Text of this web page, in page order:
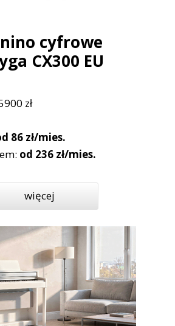
więcej
cyfrowe
CX300 EU
zł
86 zł/mies.
od 236 zł/mies.